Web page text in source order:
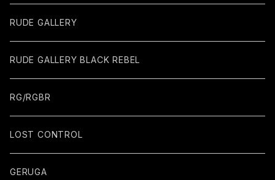
RUDE GALLERY
RUDE GALLERY BLACK REBEL
RG/RGBR
LOST CONTROL
GERUGA